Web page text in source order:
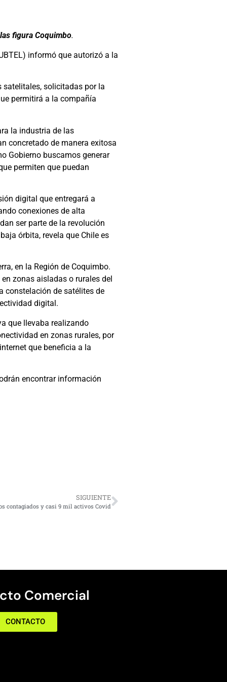
figura Coquimbo.
informó que autorizó a la
satelitales, solicitadas por la
permitirá a la compañía
la industria de las
concretado de manera exitosa
Gobierno buscamos generar
permiten que puedan
digital que entregará a
conexiones de alta
ser parte de la revolución
órbita, revela que Chile es
en la Región de Coquimbo.
zonas aisladas o rurales del
constelación de satélites de
digital.
que llevaba realizando
en zonas rurales, por
que beneficia a la
encontrar información
SIGUIENTE
contagiados y casi 9 mil activos Covid
Comercial
CONTACTO